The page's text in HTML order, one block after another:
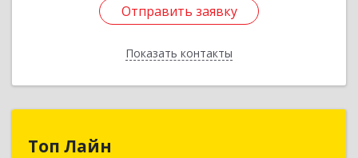
Отправить заявку
Показать контакты
Отправить заявку
Назад
Топ Лайн